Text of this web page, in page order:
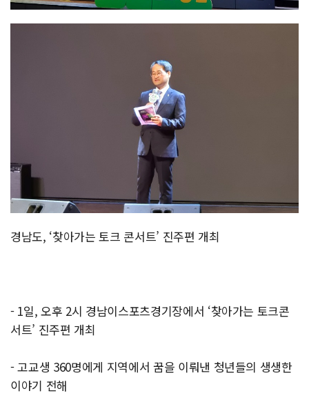
경남도, ‘찾아가는 토크 콘서트’ 진주편 개최
- 1일, 오후 2시 경남이스포츠경기장에서 ‘찾아가는 토크콘
서트’ 진주편 개최
- 고교생 360명에게 지역에서 꿈을 이뤄낸 청년들의 생생한
이야기 전해